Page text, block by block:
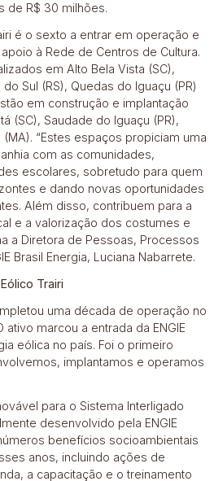
de R$ 30 milhões.
é o sexto a entrar em operação e
à Rede de Centros de Cultura.
em Alto Bela Vista (SC),
Sul (RS), Quedas do Iguaçu (PR)
em construção e implantação
(SC), Saudade do Iguaçu (PR),
“Estes espaços propiciam uma
com as comunidades,
escolares, sobretudo para quem
e dando novas oportunidades
Além disso, contribuem para a
e a valorização dos costumes e
a Diretora de Pessoas, Processos
Brasil Energia, Luciana Nabarrete.
Trairi
uma década de operação no
ativo marcou a entrada da ENGIE
eólica no país. Foi o primeiro
implantamos e operamos
para o Sistema Interligado
desenvolvido pela ENGIE
benefícios socioambientais
anos, incluindo ações de
a capacitação e o treinamento